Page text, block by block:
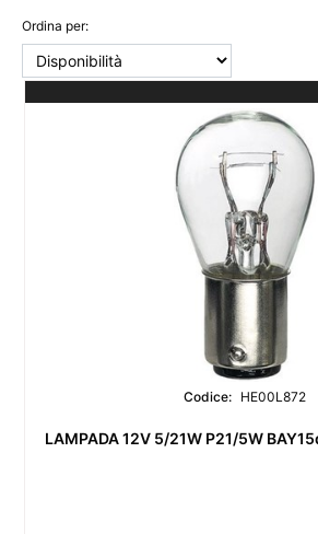
Ordina per:
Codice: HE00L872
LAMPADA 12V 5/21W P21/5W